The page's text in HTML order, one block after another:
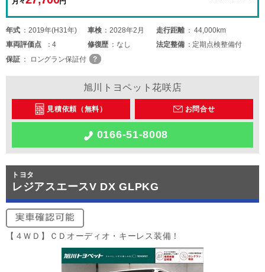
年式 2019年(H31年) 車検 2028年2月 走行距離
44,000km
車両評価点 4 修復歴 なし 法定整備
定期点検整備付
保証
ロングラン保証付
旭川トヨペット花咲店
見積依頼（無料） お問合せ
0166-51-8008
トヨタ
レジアスエースV DX GLPKG
【４ＷＤ】ＣＤオーディオ・キーレス装備！